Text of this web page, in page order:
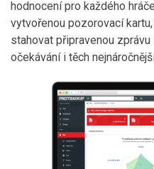
hodnocení pro každého
vytvořenou pozorovací
stahovat připravenou
očekávání i těch